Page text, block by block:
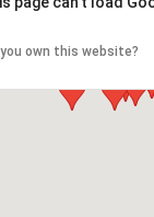
you own this website?